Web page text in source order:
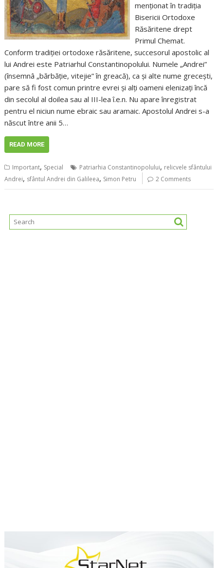
menționat în tradiția
Bisericii Ortodoxe
Răsăritene drept
Primul Chemat.
Conform tradiției ortodoxe răsăritene, succesorul apostolic al
lui Andrei este Patriarhul Constantinopolului. Numele „Andrei”
(însemnâ „bărbăție, vitejie” în greacă), ca și alte nume grecești,
pare să fi fost comun printre evrei și alți oameni elenizați încă
din secolul al doilea sau al III-lea î.e.n. Nu apare înregistrat
pentru el niciun nume ebraic sau aramaic. Apostolul Andrei s-a
născut între anii 5…
READ MORE
Important, Special Patriarhia Constantinopolului, relicvele sfântului
Andrei, sfântul Andrei din Galileea, Simon Petru 2 Comments